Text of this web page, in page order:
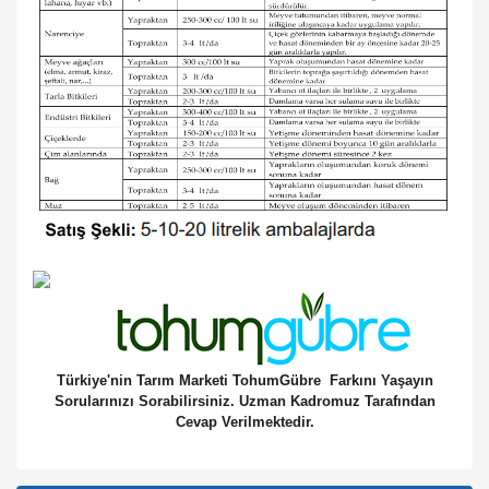
Türkiye'nin Tarım Marketi TohumGübre Farkını Yaşayın
Sorularınızı Sorabilirsiniz. Uzman Kadromuz Tarafından
Cevap Verilmektedir.